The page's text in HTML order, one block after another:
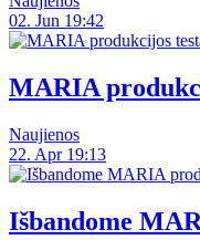
02. Jun 19:42
MARIA
Naujienos
22. Apr 19:13
Išbandome